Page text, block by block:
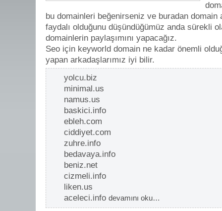
bu domainleri beğenirseniz ve buradan domain
faydalı olduğunu düşündüğümüz anda sürekli
domainlerin paylaşımını yapacağız.
Seo için keyworld domain ne kadar önemli
yapan arkadaşlarımız iyi bilir.
yolcu.biz
minimal.us
namus.us
baskici.info
ebleh.com
ciddiyet.com
zuhre.info
bedavaya.info
beniz.net
cizmeli.info
liken.us
aceleci.info devamını oku…